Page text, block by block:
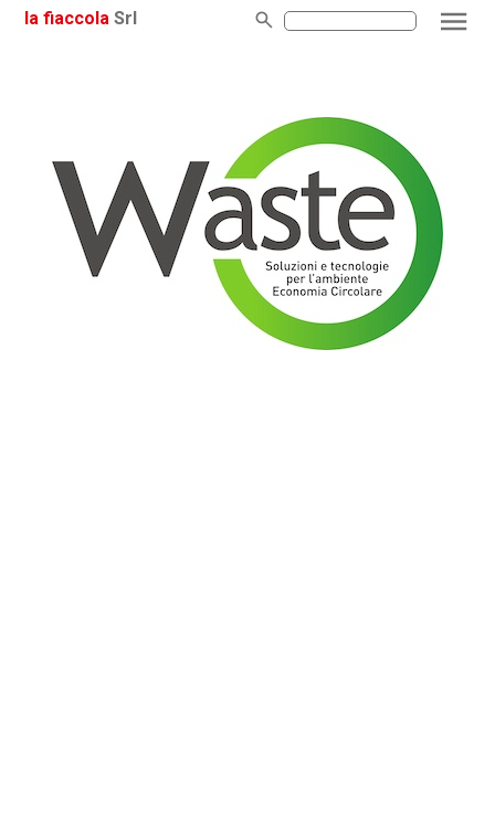
la fiaccola Srl